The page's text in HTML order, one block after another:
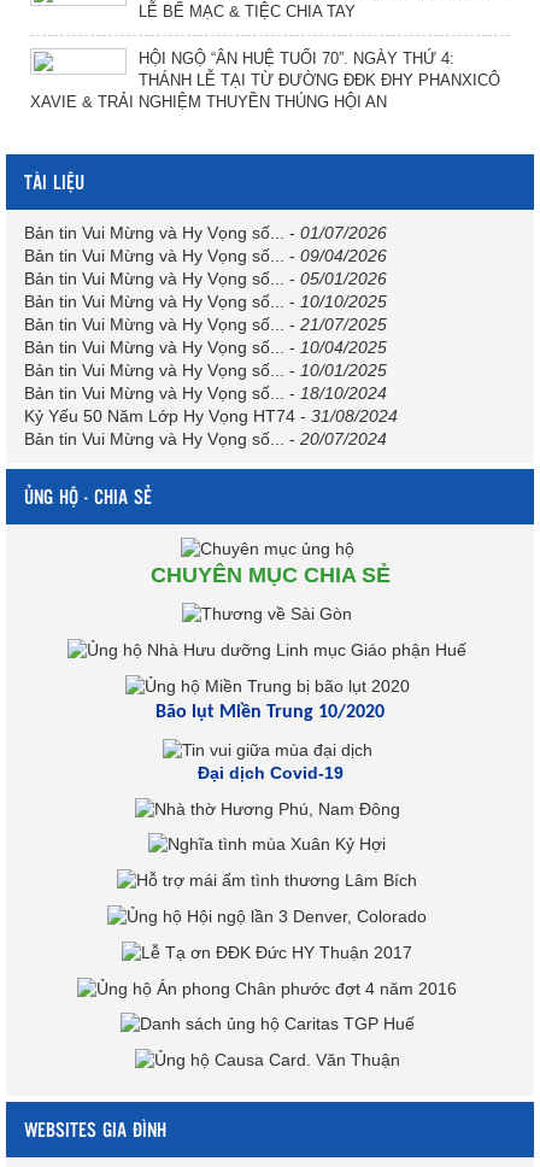
LỄ BẾ MẠC & TIỆC CHIA TAY
HỘI NGỘ “ÂN HUỆ TUỔI 70”. NGÀY THỨ 4:
THÁNH LỄ TẠI TỪ ĐƯỜNG ĐĐK ĐHY PHANXICÔ
XAVIE & TRẢI NGHIỆM THUYỀN THÚNG HỘI AN
TÀI LIỆU
Bản tin Vui Mừng và Hy Vọng số... - 01/07/2026
Bản tin Vui Mừng và Hy Vọng số...
- 09/04/2026
Bản tin Vui Mừng và Hy Vọng số...
- 05/01/2026
Bản tin Vui Mừng và Hy Vọng số...
- 10/10/2025
Bản tin Vui Mừng và Hy Vọng số...
- 21/07/2025
Bản tin Vui Mừng và Hy Vọng số...
- 10/04/2025
Bản tin Vui Mừng và Hy Vọng số...
- 10/01/2025
Bản tin Vui Mừng và Hy Vọng số...
- 18/10/2024
Kỷ Yếu 50 Năm Lớp Hy Vọng HT74 - 31/08/2024
Bản tin Vui Mừng và Hy Vọng số...
- 20/07/2024
ỦNG HỘ - CHIA SẺ
CHUYÊN MỤC CHIA SẺ
Bão lụt Miền Trung 10/2020
Đại dịch Covid-19
WEBSITES GIA ĐÌNH